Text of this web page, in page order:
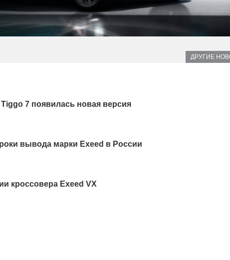
ДРУГИЕ
7 появилась новая версия
вывода марки Exeed в России
кроссовера Exeed VX